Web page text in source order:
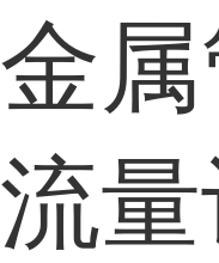
金
流